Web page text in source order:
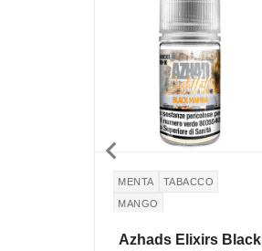
MENTA
TABACCO
MANGO
Azhads Elixirs Black
